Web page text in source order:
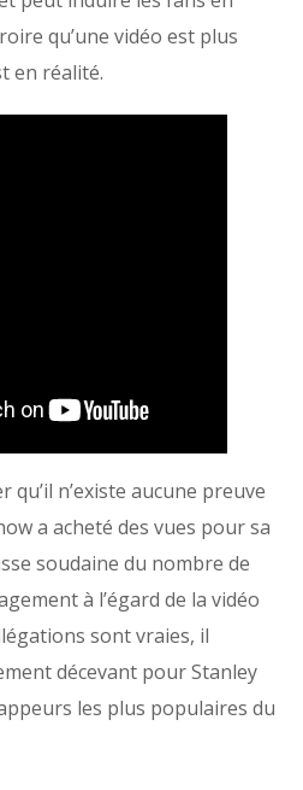
qu’une vidéo est plus
en réalité.
n’existe aucune preuve
a acheté des vues pour sa
soudaine du nombre de
à l’égard de la vidéo
sont vraies, il
décevant pour Stanley
les plus populaires du